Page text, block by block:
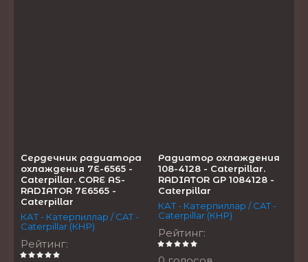
Сердечник радиатора
охлаждения 7E-6565 -
Caterpillar. CORE AS-
RADIATOR 7E6565 -
Caterpillar
КАТ - Катерпиллар / CAT -
Caterpillar (КНР)
Рейтинг:
Радиатор охлаждения
108-4128 - Caterpillar.
RADIATOR GP 1084128 -
Caterpillar
КАТ - Катерпиллар / CAT -
Caterpillar (КНР)
Рейтинг: